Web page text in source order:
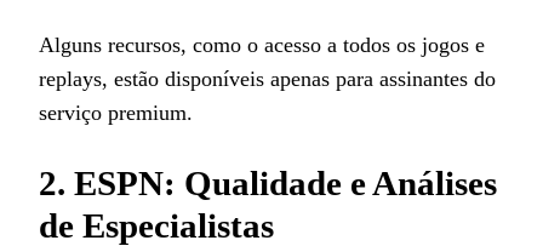
Alguns recursos, como o acesso a todos os jogos e
replays, estão disponíveis apenas para assinantes do
serviço premium.
2. ESPN: Qualidade e Análises
de Especialistas